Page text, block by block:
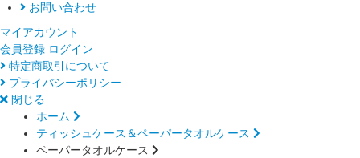
お問い合わせ
マイアカウント
会員登録 ログイン
特定商取引について
プライバシーポリシー
閉じる
ホーム
ティッシュケース＆ペーパータオルケース
ペーパータオルケース